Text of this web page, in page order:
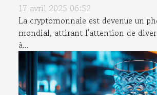
17 avril 2025 06:52
La cryptomonnaie est devenue un
mondial, attirant l'attention de
à...